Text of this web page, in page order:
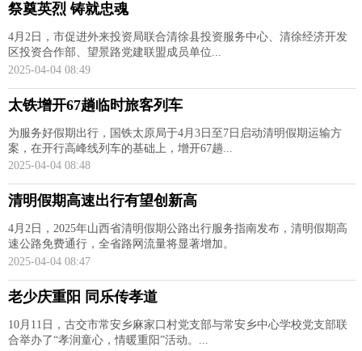
祭奠英烈 铸就忠魂
4月2日，市促进外来投资局联合清徐县投资服务中心、清徐经济开发
区投资合作部、望景路党建联盟成员单位...
2025-04-04 08:49
太铁增开67趟临时旅客列车
为服务好假期出行，国铁太原局于4月3日至7日启动清明假期运输方
案，在开行高峰线列车的基础上，增开67趟...
2025-04-04 08:48
清明假期高速出行有望创新高
4月2日，2025年山西省清明假期公路出行服务指南发布，清明假期高
速公路免费通行，全省路网流量将显著增加。
2025-04-04 08:47
老少庆重阳 同乐传孝道
10月11日，古交市常安乡麻家口村党支部与常安乡中心学校党支部联
合举办了“孝润童心，情暖重阳”活动。...